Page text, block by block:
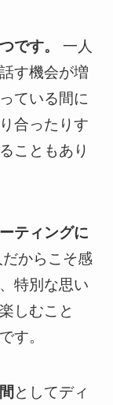
です。
一人
す機会が増
ている間に
合ったりす
こともあり
ティングに
だからこそ感
特別な思い
しむこと
す。
としてディ